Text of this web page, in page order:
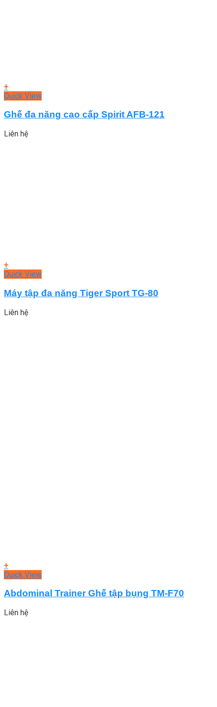
+
Quick View
Ghế đa năng cao cấp Spirit AFB-121
Liên hệ
+
Quick View
Máy tập đa năng Tiger Sport TG-80
Liên hệ
+
Quick View
Abdominal Trainer Ghế tập bụng TM-F70
Liên hệ